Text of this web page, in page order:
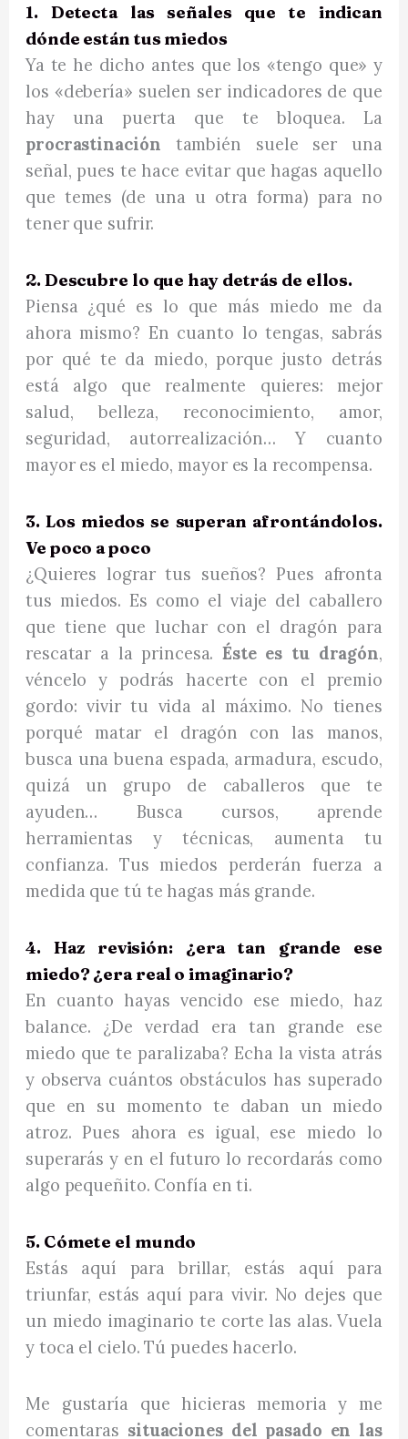
1. Detecta las señales que te indican
dónde están tus miedos
Ya te he dicho antes que los «tengo que» y
los «debería» suelen ser indicadores de que
hay una puerta que te bloquea. La
procrastinación también suele ser una
señal, pues te hace evitar que hagas aquello
que temes (de una u otra forma) para no
tener que sufrir.
2. Descubre lo que hay detrás de ellos.
Piensa ¿qué es lo que más miedo me da
ahora mismo? En cuanto lo tengas, sabrás
por qué te da miedo, porque justo detrás
está algo que realmente quieres: mejor
salud, belleza, reconocimiento, amor,
seguridad, autorrealización… Y cuanto
mayor es el miedo, mayor es la recompensa.
3. Los miedos se superan afrontándolos.
Ve poco a poco
¿Quieres lograr tus sueños? Pues afronta
tus miedos. Es como el viaje del caballero
que tiene que luchar con el dragón para
rescatar a la princesa.Éste es tu dragón,
véncelo y podrás hacerte con el premio
gordo: vivir tu vida al máximo. No tienes
porqué matar el dragón con las manos,
busca una buena espada, armadura, escudo,
quizá un grupo de caballeros que te
ayuden… Busca cursos, aprende
herramientas y técnicas, aumenta tu
confianza. Tus miedos perderán fuerza a
medida que tú te hagas más grande.
4. Haz revisión: ¿era tan grande ese
miedo? ¿era real o imaginario?
En cuanto hayas vencido ese miedo, haz
balance. ¿De verdad era tan grande ese
miedo que te paralizaba? Echa la vista atrás
y observa cuántos obstáculos has superado
que en su momento te daban un miedo
atroz. Pues ahora es igual, ese miedo lo
superarás y en el futuro lo recordarás como
algo pequeñito. Confía en ti.
5. Cómete el mundo
Estás aquí para brillar, estás aquí para
triunfar, estás aquí para vivir. No dejes que
un miedo imaginario te corte las alas. Vuela
y toca el cielo. Tú puedes hacerlo.
Me gustaría que hicieras memoria y me
comentaras situaciones del pasado en las